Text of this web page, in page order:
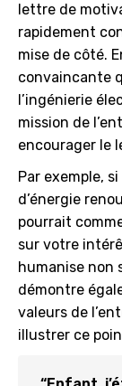
lettre de
rapidement
mise de côté.
convaincante
l’ingénierie
mission de
encourager le
Par exemple,
d’énergie
pourrait
sur votre
humanise non
démontre
valeurs de
illustrer ce